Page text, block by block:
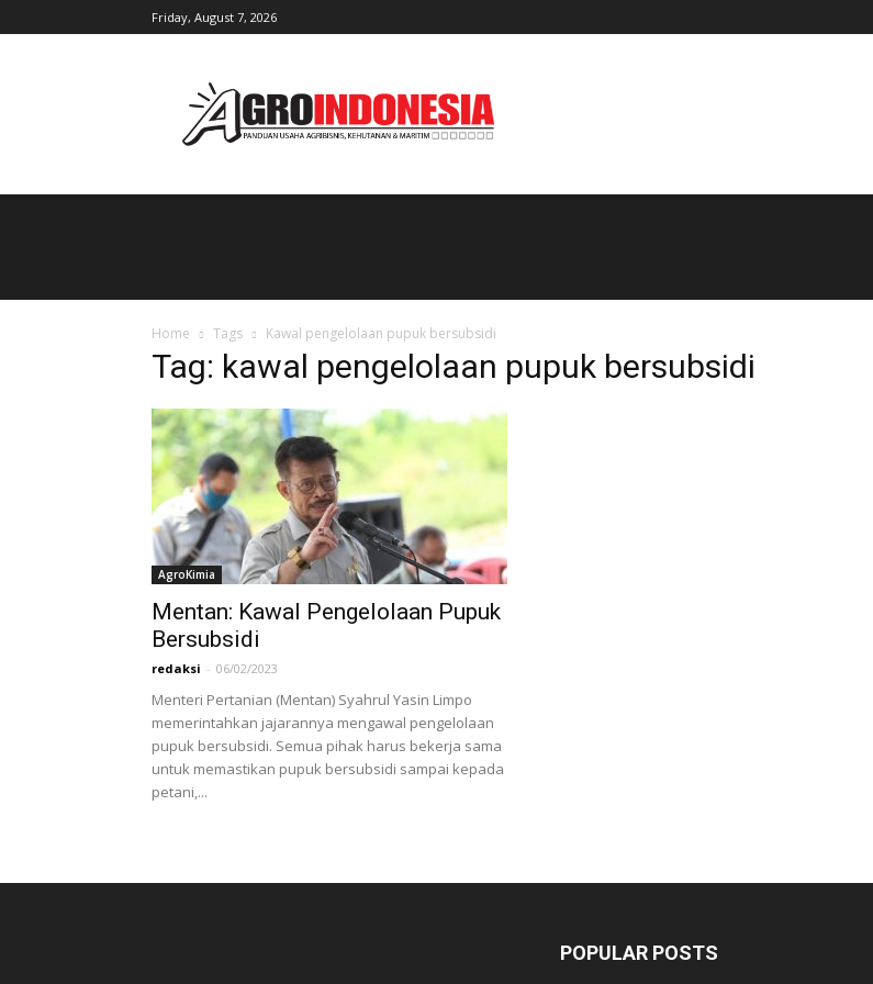
Friday, August 7, 2026
Home Tags Kawal pengelolaan pupuk bersubsidi
Tag: kawal pengelolaan pupuk bersubsidi
AgroKimia
Mentan: Kawal Pengelolaan Pupuk
Bersubsidi
redaksi - 06/02/2023
Menteri Pertanian (Mentan) Syahrul Yasin Limpo
memerintahkan jajarannya mengawal pengelolaan
pupuk bersubsidi. Semua pihak harus bekerja sama
untuk memastikan pupuk bersubsidi sampai kepada
petani,...
POPULAR POSTS